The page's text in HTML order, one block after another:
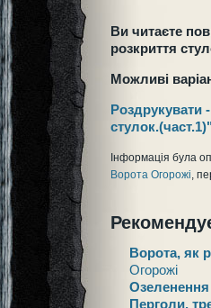
Ви читаєте
розкриття
Можливі
Роздрукувати
стулок.(част.1)"
Інформація була
Ворота Огорожі,
Ворота, як
Огорожі
Озеленення
Перголи,